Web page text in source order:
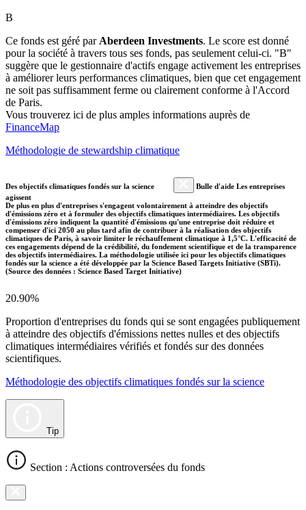
B
Ce fonds est géré par Aberdeen Investments. Le score est donné
pour la société à travers tous ses fonds, pas seulement celui-ci. "B"
suggère que le gestionnaire d'actifs engage activement les entreprises
à améliorer leurs performances climatiques, bien que cet engagement
ne soit pas suffisamment ferme ou clairement conforme à l'Accord
de Paris.
Vous trouverez ici de plus amples informations auprès de
FinanceMap
Méthodologie de stewardship climatique
Des objectifs climatiques fondés sur la science
Bulle d'aide Les entreprises
agissent
De plus en plus d'entreprises s'engagent volontairement à atteindre des objectifs
d'émissions zéro et à formuler des objectifs climatiques intermédiaires. Les objectifs
d'émissions zéro indiquent la quantité d'émissions qu'une entreprise doit réduire et
compenser d'ici 2050 au plus tard afin de contribuer à la réalisation des objectifs
climatiques de Paris, à savoir limiter le réchauffement climatique à 1,5°C. L'efficacité de
ces engagements dépend de la crédibilité, du fondement scientifique et de la transparence
des objectifs intermédiaires. La méthodologie utilisée ici pour les objectifs climatiques
fondés sur la science a été développée par la Science Based Targets Initiative (SBTi).
(Source des données : Science Based Target Initiative)
20.90%
Proportion d'entreprises du fonds qui se sont engagées publiquement
à atteindre des objectifs d'émissions nettes nulles et des objectifs
climatiques intermédiaires vérifiés et fondés sur des données
scientifiques.
Méthodologie des objectifs climatiques fondés sur la science
Tip
Section : Actions controversées du fonds